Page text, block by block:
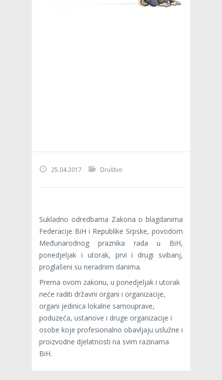
25.04.2017 Društvo
Sukladno odredbama Zakona o blagdanima
Federacije BiH i Republike Srpske, povodom
Međunarodnog praznika rada u BiH,
ponedjeljak i utorak, prvi i drugi svibanj,
proglašeni su neradnim danima.
Prema ovom zakonu, u ponedjeljak i utorak
neće raditi državni organi i organizacije,
organi jedinica lokalne samouprave,
poduzeća, ustanove i druge organizacije i
osobe koje profesionalno obavljaju uslužne i
proizvodne djelatnosti na svim razinama
BiH.